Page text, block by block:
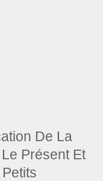
De La
Présent Et